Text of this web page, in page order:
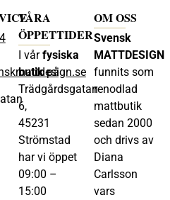
VÅRA
ÖPPETTIDER
I vårfysiska
butikpå
Trädgårdsgatan
6,
45231
Strömstad
har vi öppet
09:00 –
15:00
OM OSS
Svensk
MATTDESIGN
funnits som
renodlad
mattbutik
sedan 2000
och drivs av
Diana
Carlsson
vars